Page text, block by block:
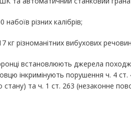
набоїв різних калібрів;
кг різноманітних вибухових
встановлюють джерела
інкримінують порушення ч. 4
стану) та ч. 1 ст. 263 (незаконне